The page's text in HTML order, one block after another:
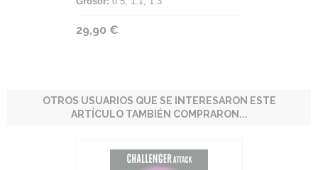
29,90 €
OTROS USUARIOS QUE SE INTERESARON ESTE
ARTÍCULO TAMBIÉN COMPRARON...